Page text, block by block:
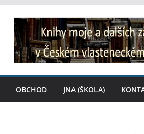
OBCHOD JNA (ŠKOLA)